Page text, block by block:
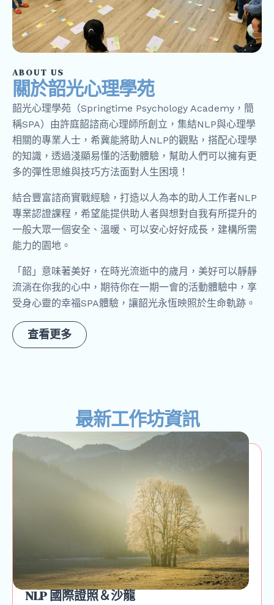
ABOUT US
關於韶光心理學苑
韶光心理學苑（Springtime Psychology Academy，簡
稱SPA）由許庭韶諮商心理師所創立，集結NLP與心理學
相關的專業人士，希冀能將助人NLP的觀點，搭配心理學
的知識，透過淺顯易懂的活動體驗，幫助人們可以擁有更
多的彈性思維與技巧方法面對人生困境！
結合豐富諮商實戰經驗，打造以人為本的助人工作者NLP
專業認證課程，希望能提供助人者與想對自我有所提升的
一般大眾一個安全、溫暖、可以安心好好成長，建構所需
能力的園地。
「韶」意味著美好，在時光流逝中的歲月，美好可以靜靜
流淌在你我的心中，期待你在一期一會的活動體驗中，享
受身心靈的幸福SPA體驗，讓韶光永恆映照於生命軌跡。
查看更多
最新工作坊資訊
NLP 國際證照＆沙龍